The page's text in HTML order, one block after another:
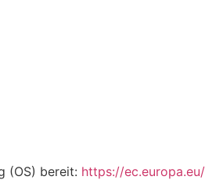
(OS) bereit: https://